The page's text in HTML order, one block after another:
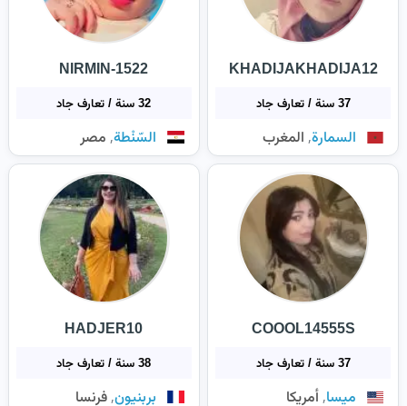
KHADIJAKHADIJA12
37 سنة / تعارف جاد
السمارة, المغرب
NIRMIN-1522
32 سنة / تعارف جاد
السّنْطة, مصر
COOOL14555S
37 سنة / تعارف جاد
ميسا, أمريكا
HADJER10
38 سنة / تعارف جاد
بربنيون, فرنسا